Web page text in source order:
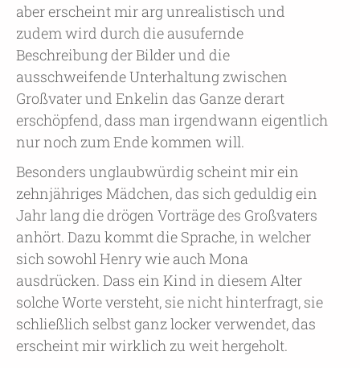
aber erscheint mir arg unrealistisch und
zudem wird durch die ausufernde
Beschreibung der Bilder und die
ausschweifende Unterhaltung zwischen
Großvater und Enkelin das Ganze derart
erschöpfend, dass man irgendwann eigentlich
nur noch zum Ende kommen will.
Besonders unglaubwürdig scheint mir ein
zehnjähriges Mädchen, das sich geduldig ein
Jahr lang die drögen Vorträge des Großvaters
anhört. Dazu kommt die Sprache, in welcher
sich sowohl Henry wie auch Mona
ausdrücken. Dass ein Kind in diesem Alter
solche Worte versteht, sie nicht hinterfragt, sie
schließlich selbst ganz locker verwendet, das
erscheint mir wirklich zu weit hergeholt.